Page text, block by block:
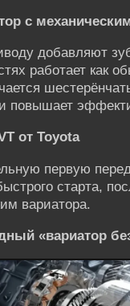
с
добавляют
работает как
повышает
от Toyota
первую
старта,
вариатора.
«вариатор